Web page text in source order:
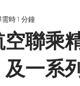
聯乘
一系
時 1 分鐘